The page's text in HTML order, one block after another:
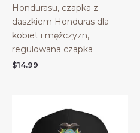
Hondurasu, czapka z
daszkiem Honduras dla
kobiet i mężczyzn,
regulowana czapka
$14.99